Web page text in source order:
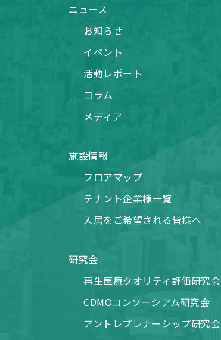
ニュース
お知らせ
イベント
活動レポート
コラム
メディア
施設情報
フロアマップ
テナント企業様一覧
入居をご希望される皆様へ
研究会
再生医療クオリティ評価研究会
CDMOコンソーシアム研究会
アントレプレナーシップ研究会